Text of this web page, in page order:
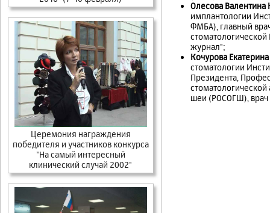
Церемония награждения
победителя и участников конкурса
"На самый интересный
клинический случай 2002"
Олесова Валентина
имплантологии
ФМБА), главный
журнал";
Кoчурова
стоматологии
Президента,
шеи (РОСОГШ), врач